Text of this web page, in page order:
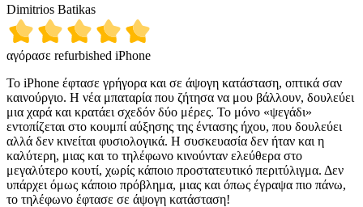
Dimitrios Batikas
αγόρασε refurbished iPhone
Το iPhone έφτασε γρήγορα και σε άψογη κατάσταση, οπτικά σαν
καινούργιο. Η νέα μπαταρία που ζήτησα να μου βάλλουν, δουλεύει
μια χαρά και κρατάει σχεδόν δύο μέρες. Το μόνο «ψεγάδι»
εντοπίζεται στο κουμπί αύξησης της έντασης ήχου, που δουλεύει
αλλά δεν κινείται φυσιολογικά. Η συσκευασία δεν ήταν και η
καλύτερη, μιας και το τηλέφωνο κινούνταν ελεύθερα στο
μεγαλύτερο κουτί, χωρίς κάποιο προστατευτικό περιτύλιγμα. Δεν
υπάρχει όμως κάποιο πρόβλημα, μιας και όπως έγραψα πιο πάνω,
το τηλέφωνο έφτασε σε άψογη κατάσταση!